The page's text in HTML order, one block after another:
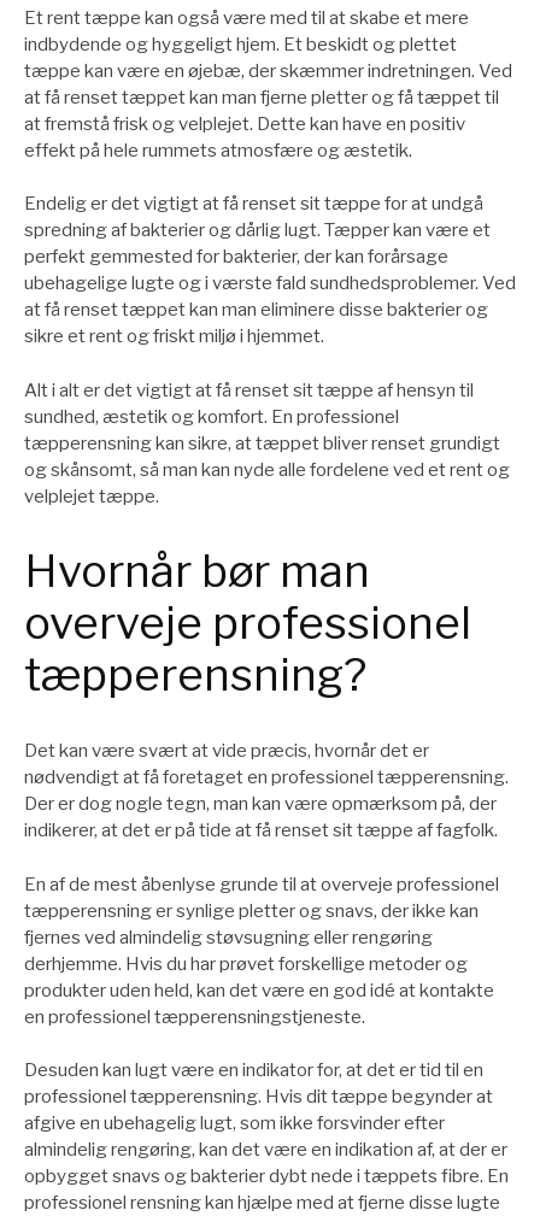
Et rent tæppe kan også være med til at skabe et mere
indbydende og hyggeligt hjem. Et beskidt og plettet
tæppe kan være en øjebæ, der skæmmer indretningen. Ved
at få renset tæppet kan man fjerne pletter og få tæppet til
at fremstå frisk og velplejet. Dette kan have en positiv
effekt på hele rummets atmosfære og æstetik.
Endelig er det vigtigt at få renset sit tæppe for at undgå
spredning af bakterier og dårlig lugt. Tæpper kan være et
perfekt gemmested for bakterier, der kan forårsage
ubehagelige lugte og i værste fald sundhedsproblemer. Ved
at få renset tæppet kan man eliminere disse bakterier og
sikre et rent og friskt miljø i hjemmet.
Alt i alt er det vigtigt at få renset sit tæppe af hensyn til
sundhed, æstetik og komfort. En professionel
tæpperensning kan sikre, at tæppet bliver renset grundigt
og skånsomt, så man kan nyde alle fordelene ved et rent og
velplejet tæppe.
Hvornår bør man
overveje professionel
tæpperensning?
Det kan være svært at vide præcis, hvornår det er
nødvendigt at få foretaget en professionel tæpperensning.
Der er dog nogle tegn, man kan være opmærksom på, der
indikerer, at det er på tide at få renset sit tæppe af fagfolk.
En af de mest åbenlyse grunde til at overveje professionel
tæpperensning er synlige pletter og snavs, der ikke kan
fjernes ved almindelig støvsugning eller rengøring
derhjemme. Hvis du har prøvet forskellige metoder og
produkter uden held, kan det være en god idé at kontakte
en professionel tæpperensningstjeneste.
Desuden kan lugt være en indikator for, at det er tid til en
professionel tæpperensning. Hvis dit tæppe begynder at
afgive en ubehagelig lugt, som ikke forsvinder efter
almindelig rengøring, kan det være en indikation af, at der er
opbygget snavs og bakterier dybt nede i tæppets fibre. En
professionel rensning kan hjælpe med at fjerne disse lugte